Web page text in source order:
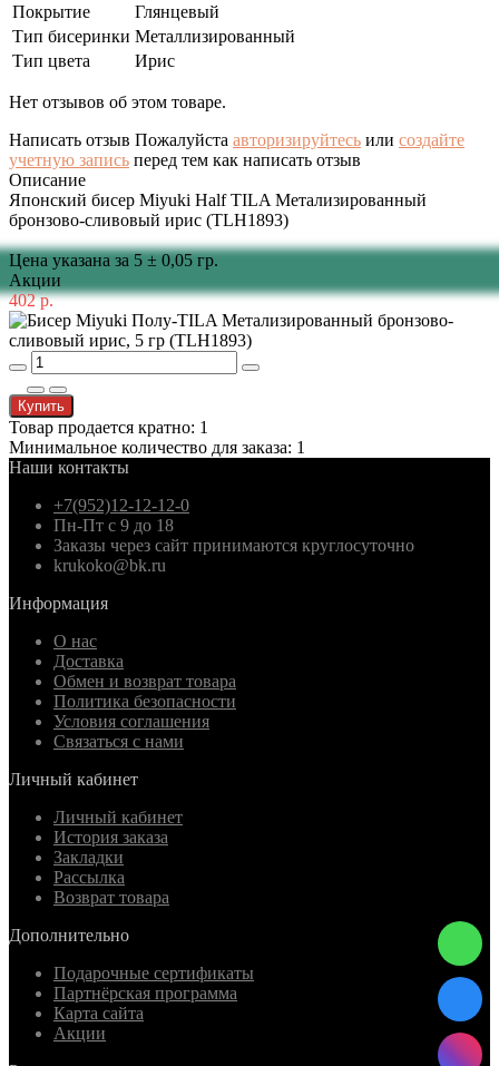
Покрытие
Глянцевый
Тип бисеринки Металлизированный
Тип цвета
Ирис
Нет отзывов об этом товаре.
Написать отзыв Пожалуйста авторизируйтесь или создайте
учетную запись перед тем как написать отзыв
Описание
Японский бисер Miyuki Half TILA Метализированный
бронзово-сливовый ирис (TLH1893)
Цена указана за 5 ± 0,05 гр.
Акции
402 р.
Купить
Товар продается кратно: 1
Минимальное количество для заказа: 1
Наши контакты
+7(952)12-12-12-0
Пн-Пт с 9 до 18
Заказы через сайт принимаются круглосуточно
krukoko@bk.ru
Информация
О нас
Доставка
Обмен и возврат товара
Политика безопасности
Условия соглашения
Связаться с нами
Личный кабинет
Личный кабинет
История заказа
Закладки
Рассылка
Возврат товара
Дополнительно
Подарочные сертификаты
Партнёрская программа
Карта сайта
Акции